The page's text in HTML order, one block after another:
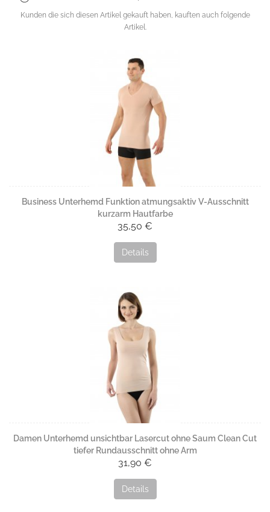
Kunden die sich diesen Artikel gekauft haben, kauften auch folgende
Artikel.
Business Unterhemd Funktion atmungsaktiv V-Ausschnitt
kurzarm Hautfarbe
35,50 €
Details
Damen Unterhemd unsichtbar Lasercut ohne Saum Clean Cut
tiefer Rundausschnitt ohne Arm
31,90 €
Details